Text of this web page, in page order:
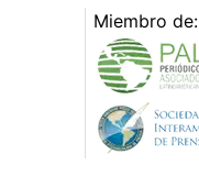
Miembro de: